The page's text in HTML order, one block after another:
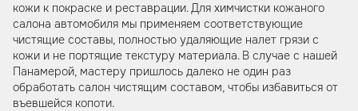
кожи к покраске и реставрации. Для химчистки кожаного
салона автомобиля мы применяем соответствующие
чистящие составы, полностью удаляющие налет грязи с
кожи и не портящие текстуру материала. В случае с нашей
Панамерой, мастеру пришлось далеко не один раз
обработать салон чистящим составом, чтобы избавиться от
въевшейся копоти.